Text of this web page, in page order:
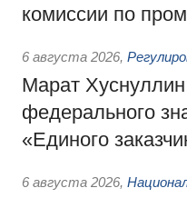
комиссии по
6 августа 2026,
Марат
федерального
«Единого
6 августа 2026,